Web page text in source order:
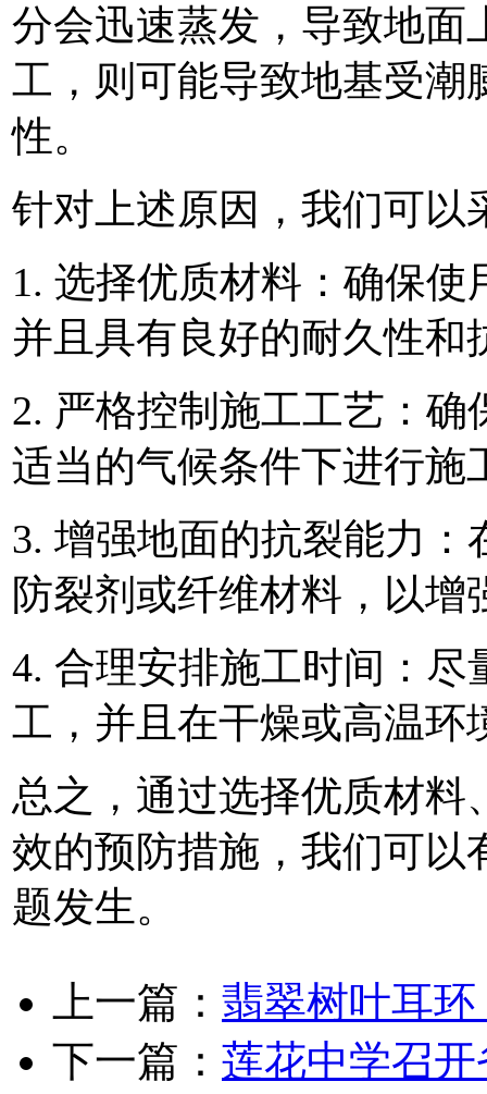
分会迅速蒸发，导致地面
工，则可能导致地基受潮
性。
针对上述原因，我们可以
1. 选择优质材料：确保
并且具有良好的耐久性和
2. 严格控制施工工艺：
适当的气候条件下进行施
3. 增强地面的抗裂能力
防裂剂或纤维材料，以
4. 合理安排施工时间：
工，并且在干燥或高温环
总之，通过选择优质材料
效的预防措施，我们可以
题发生。
上一篇： 翡翠树叶耳
下一篇： 莲花中学召